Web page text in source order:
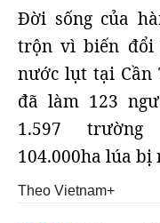
Đời sống của
trộn vì biến
nước lụt tại Cần
đã làm 123
1.597 trường
104.000ha lúa bị
Theo Vietnam+